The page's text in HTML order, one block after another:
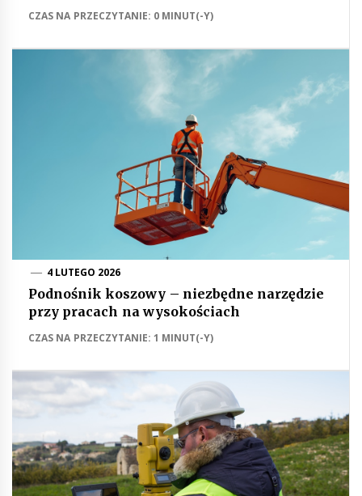
CZAS NA PRZECZYTANIE: 0 MINUT(-Y)
4 LUTEGO 2026
Podnośnik koszowy – niezbędne narzędzie
przy pracach na wysokościach
CZAS NA PRZECZYTANIE: 1 MINUT(-Y)